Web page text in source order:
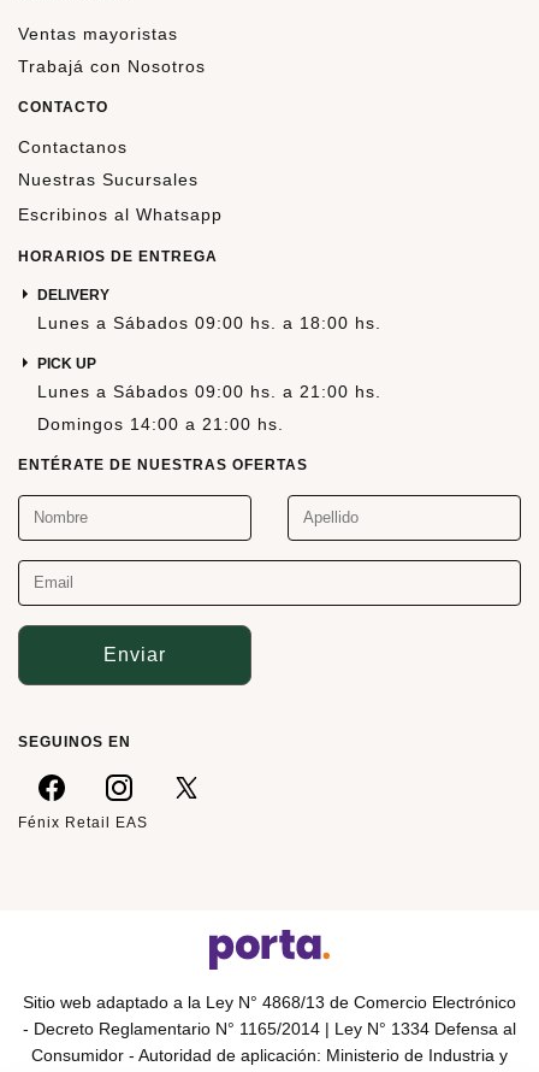
Ventas mayoristas
Trabajá con Nosotros
CONTACTO
Contactanos
Nuestras Sucursales
Escribinos al Whatsapp
HORARIOS DE ENTREGA
DELIVERY
Lunes a Sábados 09:00 hs. a 18:00 hs.
PICK UP
Lunes a Sábados 09:00 hs. a 21:00 hs.
Domingos 14:00 a 21:00 hs.
ENTÉRATE DE NUESTRAS OFERTAS
Enviar
SEGUINOS EN
Fénix Retail EAS
Sitio web adaptado a la Ley N° 4868/13 de Comercio Electrónico
- Decreto Reglamentario N° 1165/2014 | Ley N° 1334 Defensa al
Consumidor - Autoridad de aplicación: Ministerio de Industria y